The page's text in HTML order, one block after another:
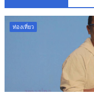
ท่องเที่ยว